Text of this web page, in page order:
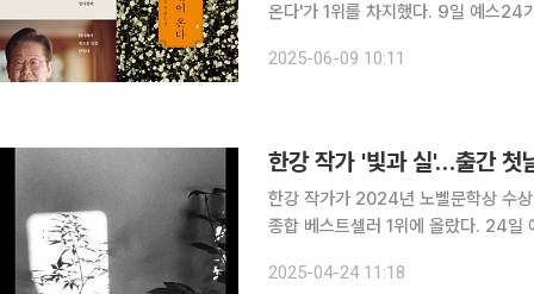
온다'가 1위를 차지했다. 9일 예스24가 발표한 올해 상반기 도서 판매 현황을 살펴보면, 이 대통령
2025-06-09 10:11
한강 작가 '빛과 실'…출간 첫
한강 작가가 2024년 노벨문학상 수
종합 베스트셀러 1위에 올랐다. 24일 예스24에 따르면, '빛과 실'은 예약판매 하루 만에 약 5000부
문학과지성사 산문 시리즈 '문지 에크
2025-04-24 11:18